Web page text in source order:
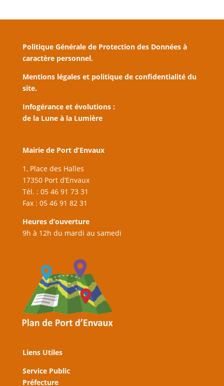
Politique Générale de Protection des Données à
caractère personnel.
Mentions légales et politique de confidentialité du
site.
Infogérance et évolutions :
de la Lune à la Lumière
Mairie de Port d’Envaux
1, Place des Halles
17350 Port d’Envaux
Tél. : 05 46 91 73 31
Fax : 05 46 91 82 31
Heures d’ouverture
9h à 12h du mardi au samedi
Liens Utiles
Service Public
Préfecture